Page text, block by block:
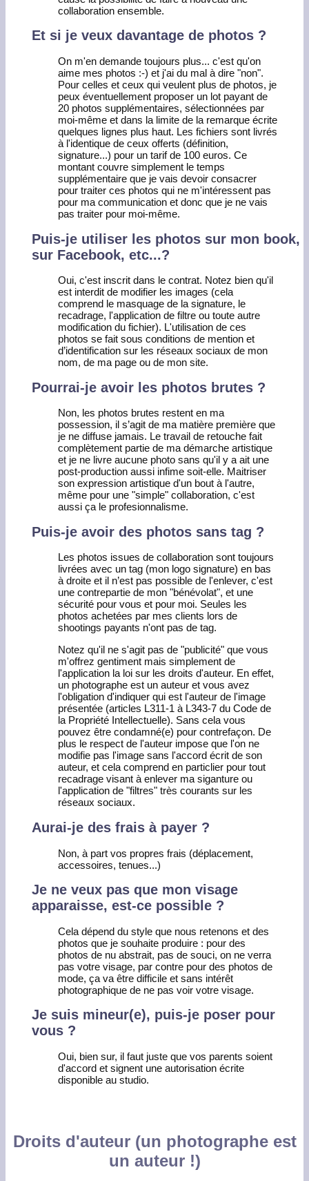
collaboration ensemble.
Et si je veux davantage de photos ?
On m'en demande toujours plus... c'est qu'on
aime mes photos :-) et j'ai du mal à dire "non".
Pour celles et ceux qui veulent plus de photos, je
peux éventuellement proposer un lot payant de
20 photos supplémentaires, sélectionnées par
moi-même et dans la limite de la remarque écrite
quelques lignes plus haut. Les fichiers sont livrés
à l'identique de ceux offerts (définition,
signature...) pour un tarif de 100 euros. Ce
montant couvre simplement le temps
supplémentaire que je vais devoir consacrer
pour traiter ces photos qui ne m'intéressent pas
pour ma communication et donc que je ne vais
pas traiter pour moi-même.
Puis-je utiliser les photos sur mon book,
sur Facebook, etc...?
Oui, c'est inscrit dans le contrat. Notez bien qu'il
est interdit de modifier les images (cela
comprend le masquage de la signature, le
recadrage, l'application de filtre ou toute autre
modification du fichier). L'utilisation de ces
photos se fait sous conditions de mention et
d’identification sur les réseaux sociaux de mon
nom, de ma page ou de mon site.
Pourrai-je avoir les photos brutes ?
Non, les photos brutes restent en ma
possession, il s’agit de ma matière première que
je ne diffuse jamais. Le travail de retouche fait
complètement partie de ma démarche artistique
et je ne livre aucune photo sans qu'il y a ait une
post-production aussi infime soit-elle. Maitriser
son expression artistique d'un bout à l'autre,
même pour une "simple" collaboration, c'est
aussi ça le profesionnalisme.
Puis-je avoir des photos sans tag ?
Les photos issues de collaboration sont toujours
livrées avec un tag (mon logo signature) en bas
à droite et il n’est pas possible de l'enlever, c'est
une contrepartie de mon "bénévolat", et une
sécurité pour vous et pour moi. Seules les
photos achetées par mes clients lors de
shootings payants n'ont pas de tag.
Notez qu'il ne s'agit pas de "publicité" que vous
m'offrez gentiment mais simplement de
l'application la loi sur les droits d'auteur. En effet,
un photographe est un auteur et vous avez
l'obligation d'indiquer qui est l'auteur de l'image
présentée (articles L311-1 à L343-7 du Code de
la Propriété Intellectuelle). Sans cela vous
pouvez être condamné(e) pour contrefaçon. De
plus le respect de l'auteur impose que l'on ne
modifie pas l'image sans l'accord écrit de son
auteur, et cela comprend en particlier pour tout
recadrage visant à enlever ma siganture ou
l'application de "filtres" très courants sur les
réseaux sociaux.
Aurai-je des frais à payer ?
Non, à part vos propres frais (déplacement,
accessoires, tenues...)
Je ne veux pas que mon visage
apparaisse, est-ce possible ?
Cela dépend du style que nous retenons et des
photos que je souhaite produire : pour des
photos de nu abstrait, pas de souci, on ne verra
pas votre visage, par contre pour des photos de
mode, ça va être difficile et sans intérêt
photographique de ne pas voir votre visage.
Je suis mineur(e), puis-je poser pour
vous ?
Oui, bien sur, il faut juste que vos parents soient
d'accord et signent une autorisation écrite
disponible au studio.
Droits d'auteur (un photographe est
un auteur !)